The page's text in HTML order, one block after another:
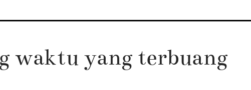
waktu yang terbuang